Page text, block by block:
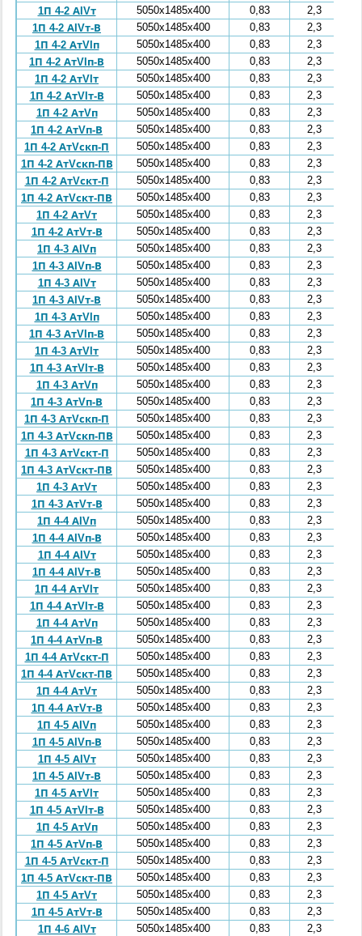
1П 4-2 АIVт 5050x1485x400 0,83
2,3
1П 4-2 АIVт-В
5050x1485x400 0,83
2,3
1П 4-2 АтVIп
5050x1485x400 0,83
2,3
1П 4-2 АтVIп-В
5050x1485x400 0,83
2,3
1П 4-2 АтVIт
5050x1485x400 0,83
2,3
1П 4-2 АтVIт-В
5050x1485x400 0,83
2,3
1П 4-2 АтVп
5050x1485x400 0,83
2,3
1П 4-2 АтVп-В
5050x1485x400 0,83
2,3
1П 4-2 АтVскп-П
5050x1485x400 0,83
2,3
1П 4-2 АтVскп-ПВ
5050x1485x400 0,83
2,3
1П 4-2 АтVскт-П
5050x1485x400 0,83
2,3
1П 4-2 АтVскт-ПВ
5050x1485x400 0,83
2,3
1П 4-2 АтVт
5050x1485x400 0,83
2,3
1П 4-2 АтVт-В
5050x1485x400 0,83
2,3
1П 4-3 АIVп
5050x1485x400 0,83
2,3
1П 4-3 АIVп-В
5050x1485x400 0,83
2,3
1П 4-3 АIVт
5050x1485x400 0,83
2,3
1П 4-3 АIVт-В
5050x1485x400 0,83
2,3
1П 4-3 АтVIп
5050x1485x400 0,83
2,3
1П 4-3 АтVIп-В
5050x1485x400 0,83
2,3
1П 4-3 АтVIт
5050x1485x400 0,83
2,3
1П 4-3 АтVIт-В
5050x1485x400 0,83
2,3
1П 4-3 АтVп
5050x1485x400 0,83
2,3
1П 4-3 АтVп-В
5050x1485x400 0,83
2,3
1П 4-3 АтVскп-П
5050x1485x400 0,83
2,3
1П 4-3 АтVскп-ПВ
5050x1485x400 0,83
2,3
1П 4-3 АтVскт-П
5050x1485x400 0,83
2,3
1П 4-3 АтVскт-ПВ
5050x1485x400 0,83
2,3
1П 4-3 АтVт
5050x1485x400 0,83
2,3
1П 4-3 АтVт-В
5050x1485x400 0,83
2,3
1П 4-4 АIVп
5050x1485x400 0,83
2,3
1П 4-4 АIVп-В
5050x1485x400 0,83
2,3
1П 4-4 АIVт
5050x1485x400 0,83
2,3
1П 4-4 АIVт-В
5050x1485x400 0,83
2,3
1П 4-4 АтVIт
5050x1485x400 0,83
2,3
1П 4-4 АтVIт-В
5050x1485x400 0,83
2,3
1П 4-4 АтVп
5050x1485x400 0,83
2,3
1П 4-4 АтVп-В
5050x1485x400 0,83
2,3
1П 4-4 АтVскт-П
5050x1485x400 0,83
2,3
1П 4-4 АтVскт-ПВ
5050x1485x400 0,83
2,3
1П 4-4 АтVт
5050x1485x400 0,83
2,3
1П 4-4 АтVт-В
5050x1485x400 0,83
2,3
1П 4-5 АIVп
5050x1485x400 0,83
2,3
1П 4-5 АIVп-В
5050x1485x400 0,83
2,3
1П 4-5 АIVт
5050x1485x400 0,83
2,3
1П 4-5 АIVт-В
5050x1485x400 0,83
2,3
1П 4-5 АтVIт
5050x1485x400 0,83
2,3
1П 4-5 АтVIт-В
5050x1485x400 0,83
2,3
1П 4-5 АтVп
5050x1485x400 0,83
2,3
1П 4-5 АтVп-В
5050x1485x400 0,83
2,3
1П 4-5 АтVскт-П
5050x1485x400 0,83
2,3
1П 4-5 АтVскт-ПВ
5050x1485x400 0,83
2,3
1П 4-5 АтVт
5050x1485x400 0,83
2,3
1П 4-5 АтVт-В
5050x1485x400 0,83
2,3
1П 4-6 АIVт
5050x1485x400 0,83
2,3